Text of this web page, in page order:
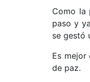
Como la
paso y
se gestó
Es
de paz.